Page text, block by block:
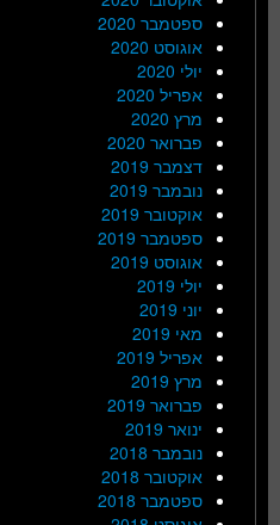
ספטמבר 2020
אוגוסט 2020
יולי 2020
אפריל 2020
מרץ 2020
פברואר 2020
דצמבר 2019
נובמבר 2019
אוקטובר 2019
ספטמבר 2019
אוגוסט 2019
יולי 2019
יוני 2019
מאי 2019
אפריל 2019
מרץ 2019
פברואר 2019
ינואר 2019
נובמבר 2018
אוקטובר 2018
ספטמבר 2018